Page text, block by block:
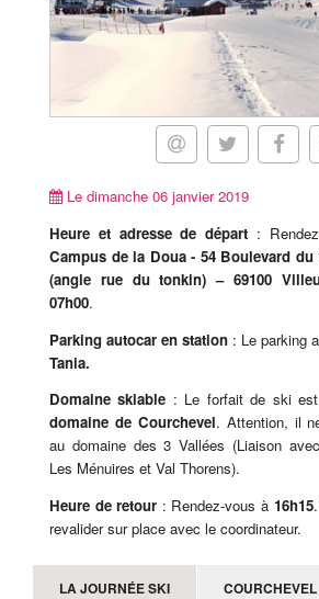
Le dimanche 06 janvier 2019
Heure et adresse de départ :
Campus de la Doua - 54 Boulevard du
(angle rue du tonkin)– 69100
07h00.
Parking autocar en station : Le parking
Tania.
Domaine skiable : Le forfait de ski
domaine de Courchevel. Attention, il
au domaine des 3 Vallées (Liaison
Les Ménuires et Val Thorens).
Heure de retour : Rendez-vous à 16h15
revalider sur place avec le coordinateur.
LA JOURNÉE SKI COURCHEVEL